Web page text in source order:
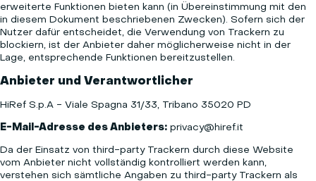
erweiterte Funktionen bieten kann (in Übereinstimmung mit den
in diesem Dokument beschriebenen Zwecken). Sofern sich der
Nutzer dafür entscheidet, die Verwendung von Trackern zu
blockiern, ist der Anbieter daher möglicherweise nicht in der
Lage, entsprechende Funktionen bereitzustellen.
Anbieter und Verantwortlicher
HiRef S.p.A - Viale Spagna 31/33, Tribano 35020 PD
E-Mail-Adresse des Anbieters: privacy@hiref.it
Da der Einsatz von third-party Trackern durch diese Website
vom Anbieter nicht vollständig kontrolliert werden kann,
verstehen sich sämtliche Angaben zu third-party Trackern als